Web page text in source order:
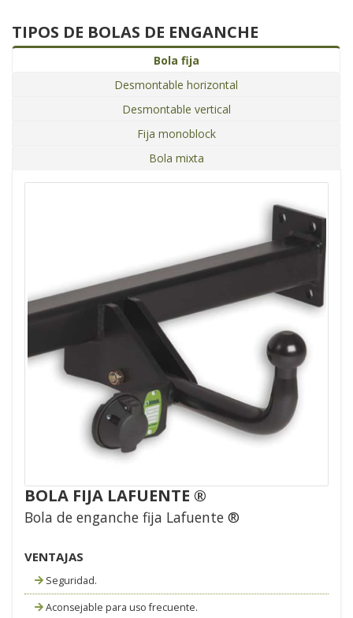
TIPOS DE BOLAS DE ENGANCHE
Bola fija
Desmontable horizontal
Desmontable vertical
Fija monoblock
Bola mixta
BOLA FIJA LAFUENTE ®
Bola de enganche fija Lafuente ®
VENTAJAS
Seguridad.
Aconsejable para uso frecuente.